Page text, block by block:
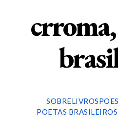
SOBRELIVROS
POETAS BRASILEIROS